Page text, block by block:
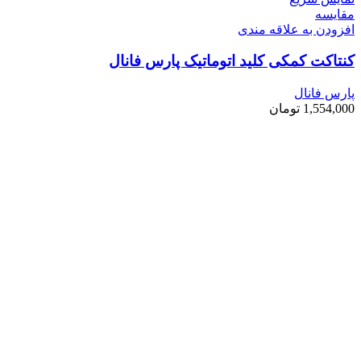
مقايسه
افزودن به علاقه مندی
کنتاکت کمکی کلید اتوماتیک پارس فانال
پارس فانال
1,554,000 تومان